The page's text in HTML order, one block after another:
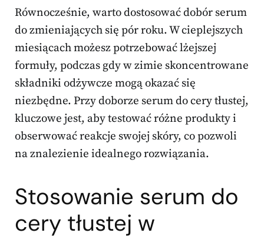
Równocześnie, warto dostosować dobór serum
do zmieniających się pór roku. W cieplejszych
miesiącach możesz potrzebować lżejszej
formuły, podczas gdy w zimie skoncentrowane
składniki odżywcze mogą okazać się
niezbędne. Przy doborze serum do cery tłustej,
kluczowe jest, aby testować różne produkty i
obserwować reakcje swojej skóry, co pozwoli
na znalezienie idealnego rozwiązania.
Stosowanie serum do
cery tłustej w